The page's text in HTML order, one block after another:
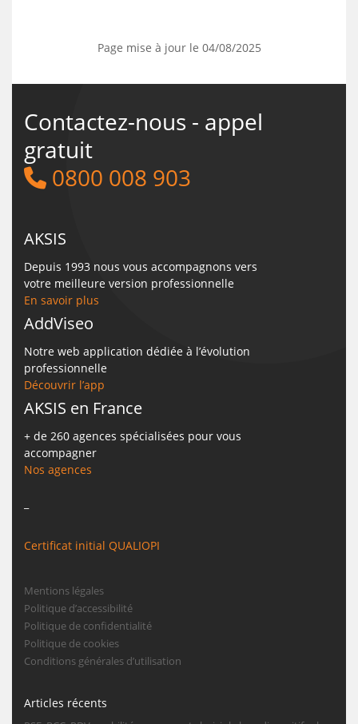
Page mise à jour le 04/08/2025
Contactez-nous - appel
gratuit
0800 008 903
AKSIS
Depuis 1993 nous vous accompagnons vers
votre meilleure version professionnelle
En savoir plus
AddViseo
Notre web application dédiée à l’évolution
professionnelle
Découvrir l’app
AKSIS en France
+ de 260 agences spécialisées pour vous
accompagner
Nos agences
Certificat initial QUALIOPI
Mentions légales
Politique d’accessibilité
Politique de confidentialité
Politique de cookies
Conditions générales d’utilisation
Articles récents